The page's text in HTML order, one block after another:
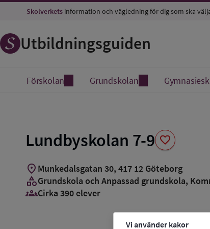
Vi använder kakor
Skolverkets information och vägledning för dig som ska
Utbildningsguiden
Förskolan Grundskolan
Lundbyskolan 7-9 favorite
Spara
location_on Munkedalsgatan 30, 417 12 Göteborg
categoryGrundskola och Anpassad grundskola,
groups_3Cirka 390 elever